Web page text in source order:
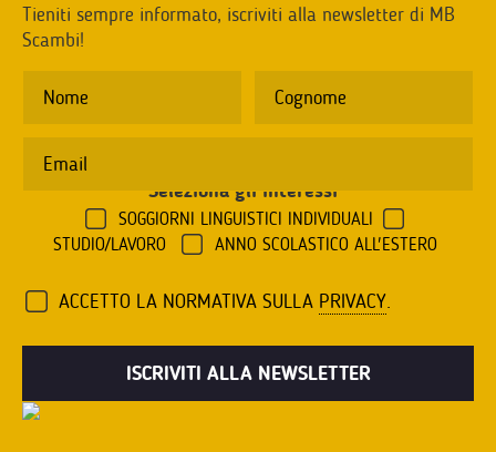
Tieniti sempre informato, iscriviti alla newsletter di MB
Scambi!
Seleziona gli interessi
SOGGIORNI LINGUISTICI INDIVIDUALI
STUDIO/LAVORO
ANNO SCOLASTICO ALL'ESTERO
ACCETTO LA NORMATIVA SULLA PRIVACY.